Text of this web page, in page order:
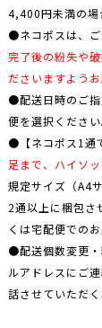
4,400円未満の場
●ネコポスは、ご
完了後の紛失や
ださいますようお
●配送日時のご指
便を選択ください
●【ネコポス1通
足まで、ハイソ
規定サイズ（A4
2通以上に梱包さ
くは宅配便での
●配送個数変更
ルアドレスにご
話させていただく